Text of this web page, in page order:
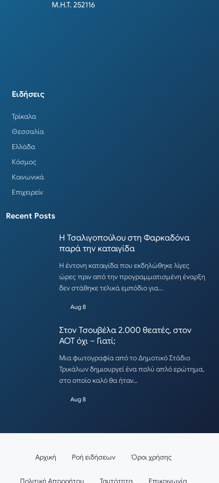
Μ.Η.Τ. 252116
Ειδήσεις
Τρίκαλα
Θεσσαλία
Ελλάδα
Κόσμος
Κοινωνικά
Επιχειρείν
Recent Posts
Η Τσαλιγοπούλου στη Φαρκαδόνα
παρά την καταιγίδα
Η έντονη καταιγίδα που εκδηλώθηκε λίγες
ώρες πριν από την προγραμματισμένη έναρξη
δεν στάθηκε τελικά εμπόδιο για…
Aug 8
Στον Τσουβέλα 2.000 θεατές, στον
ΑΟΤ όχι – Γιατί;
Μια φωτογραφία από το Δημοτικό Στάδιο
Τρικάλων δημιουργεί ένα πολύ απλό ερώτημα,
στο οποίο καλό θα ήταν…
Aug 8
Αρχική Ροή ειδήσεων Όροι χρήσης
Πολιτική Απορρήτου Ταυτότητα Επικοινωνία